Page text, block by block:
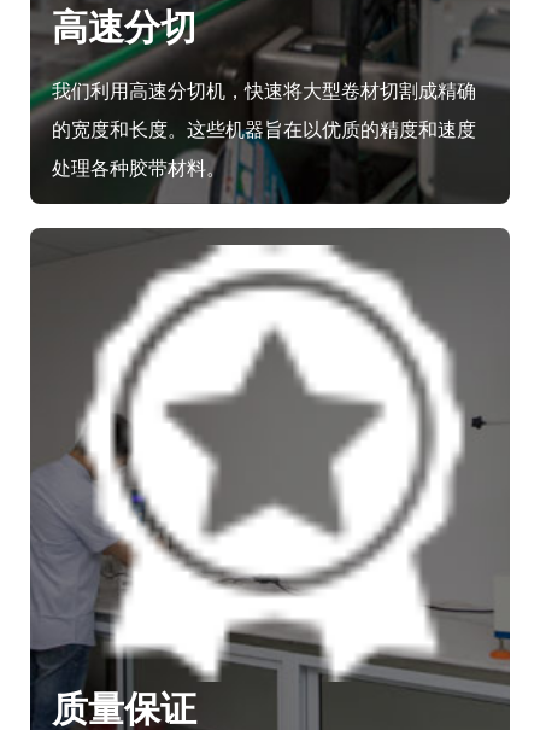
高速分切
我们利用高速分切机，快速将大型卷材切割成精确
的宽度和长度。这些机器旨在以优质的精度和速度
处理各种胶带材料。
质量保证